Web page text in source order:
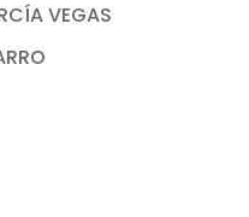
VEGAS